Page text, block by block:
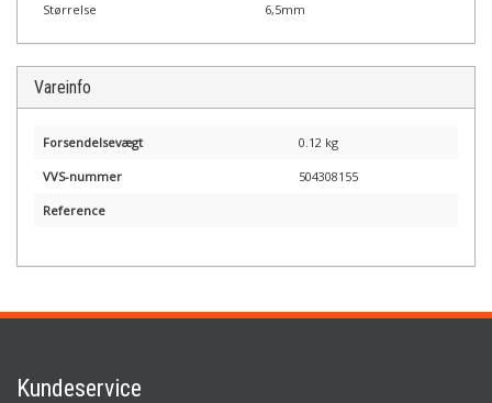
Størrelse 6,5mm
Vareinfo
Forsendelsevægt 0.12 kg
VVS-nummer 504308155
Reference
Kundeservice